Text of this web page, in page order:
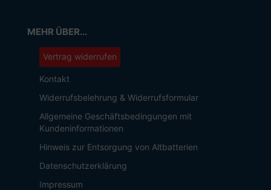
MEHR ÜBER...
Vertrag widerrufen
Kontakt
Widerrufsbelehrung & Widerrufsformular
Allgemeine Geschäftsbedingungen mit
Kundeninformationen
Hinweis zur Entsorgung von Altbatterien
Datenschutzerklärung
Impressum